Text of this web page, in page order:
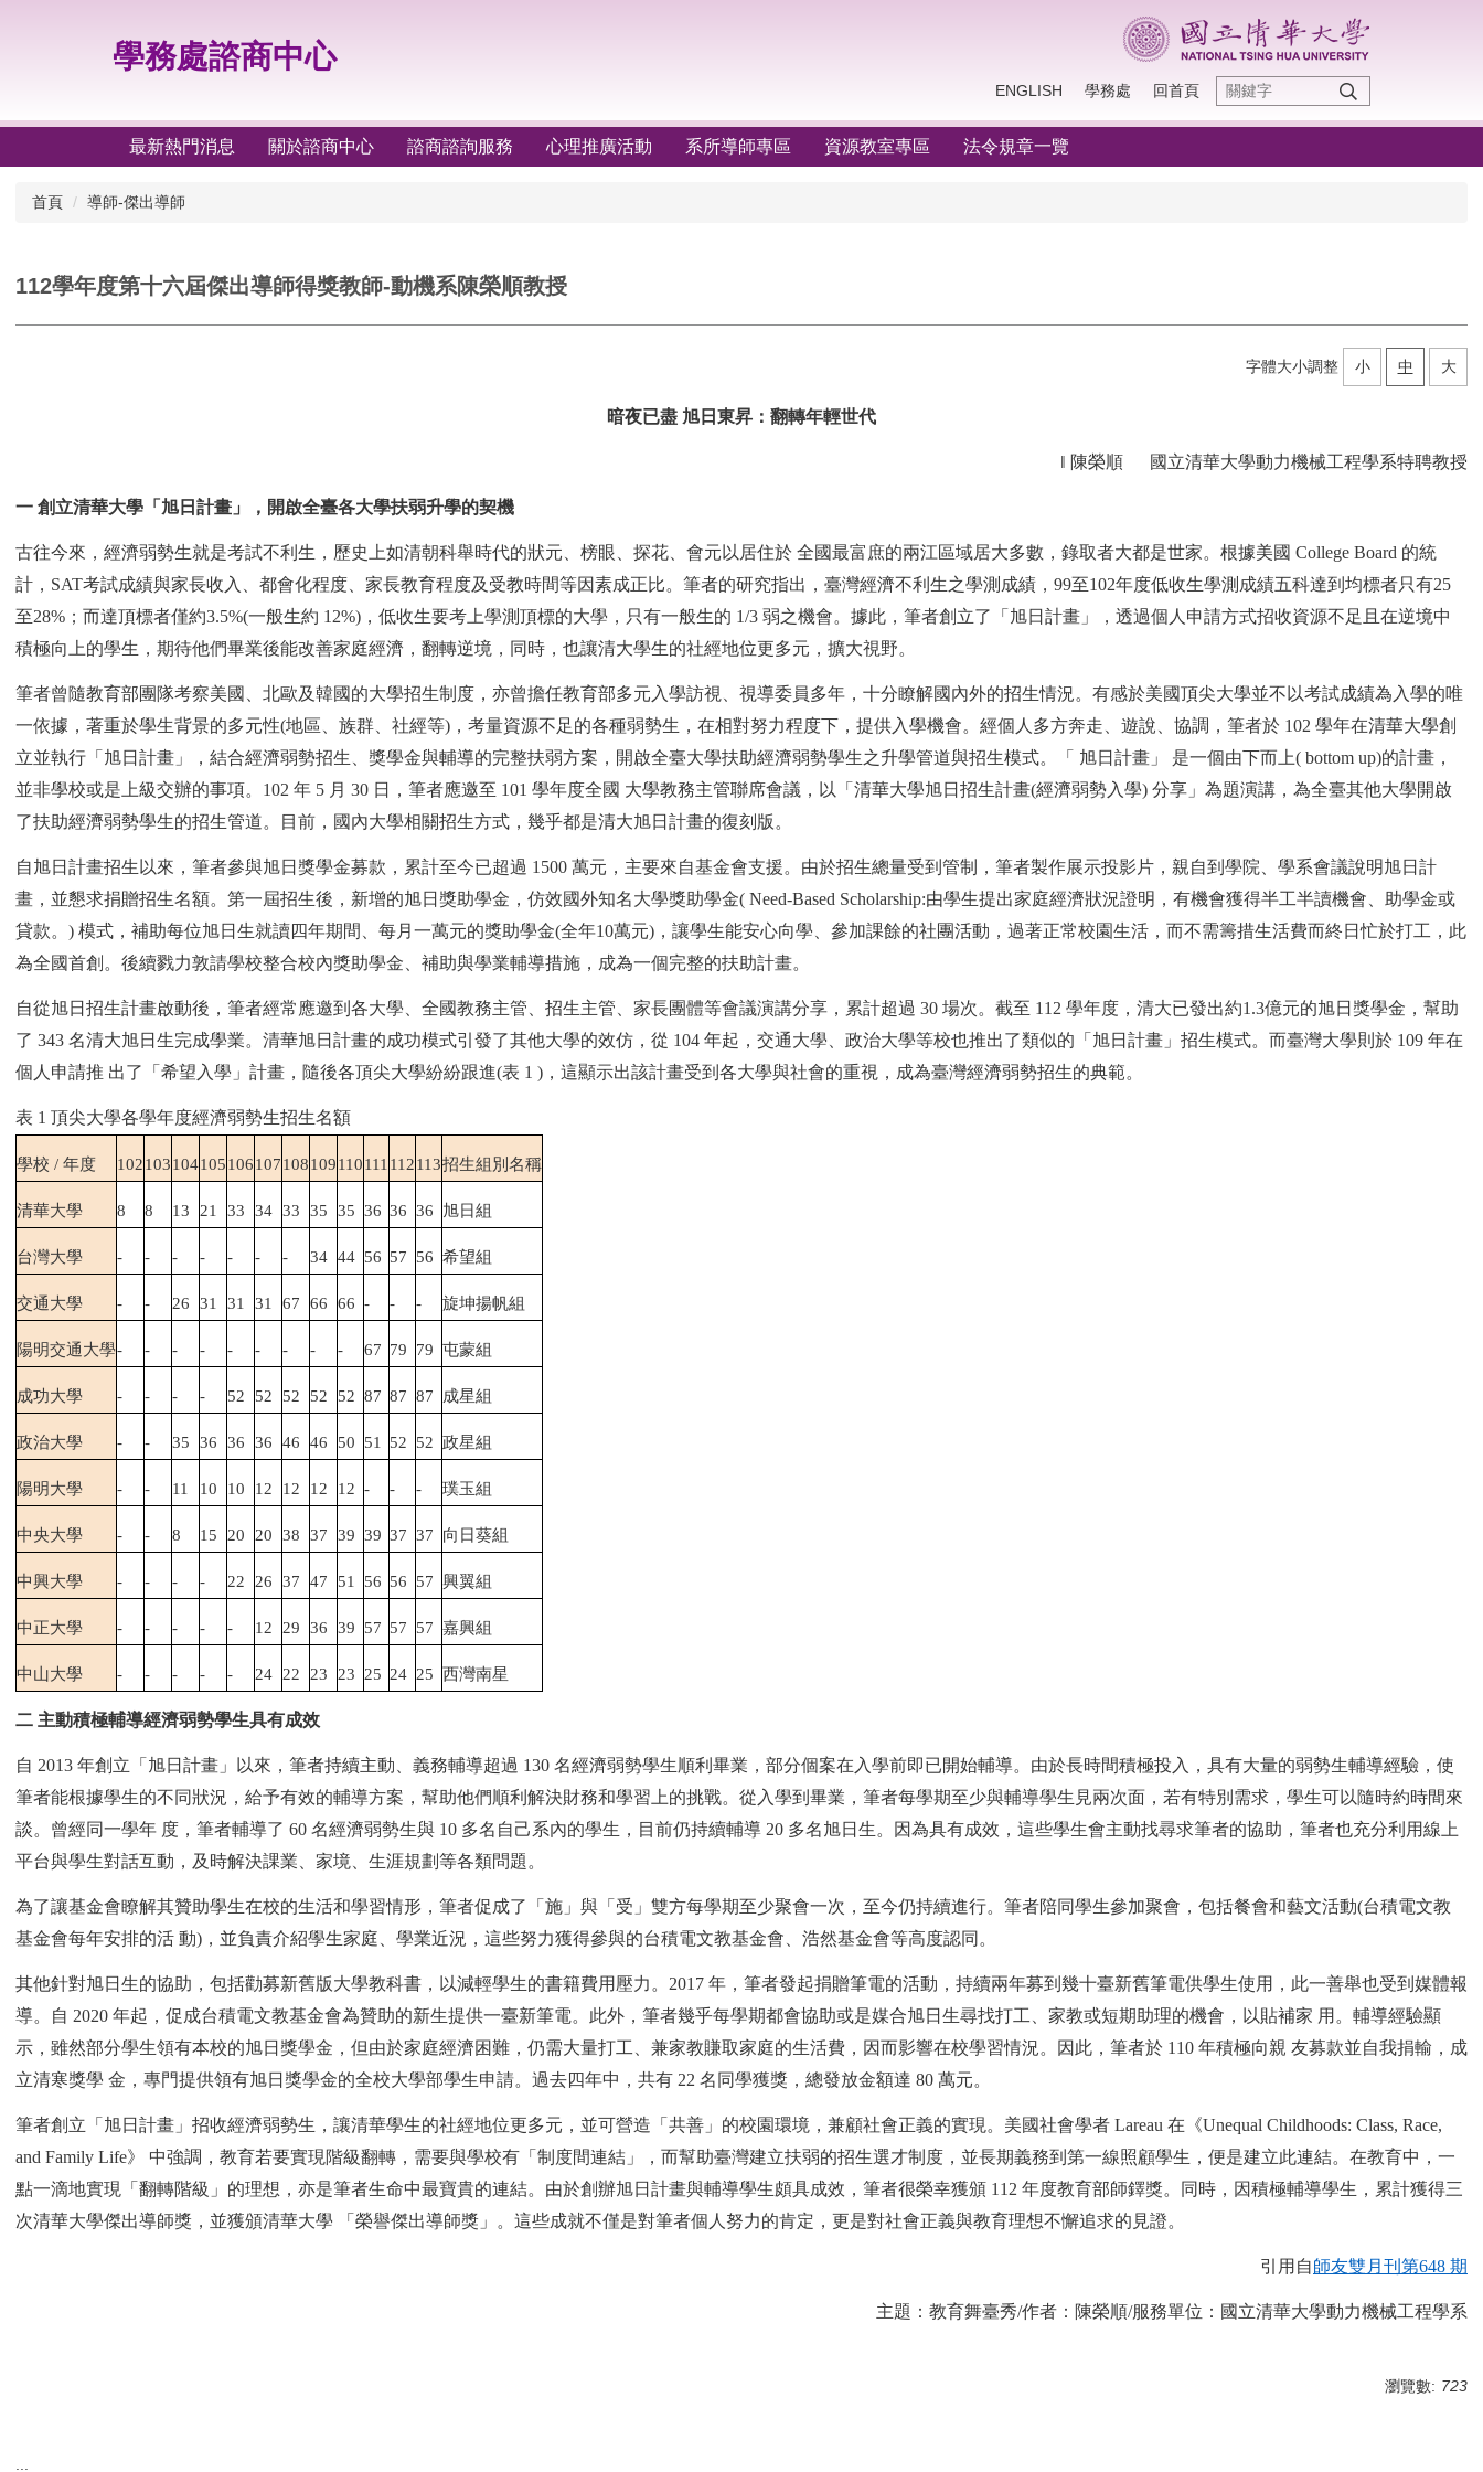
容
學務處諮商中心
ENGLISH 學務處 回首頁
最新熱門消息 關於諮商中心 諮商諮詢服務 心理推廣活動 系所導師專區 資源教室專區 法令規章一覽
首頁 導師-傑出導師
112學年度第十六屆傑出導師得獎教師-動機系陳榮順教授
字體大小調整 小 中 大
暗夜已盡 旭日東昇：翻轉年輕世代
‖ 陳榮順 國立清華大學動力機械工程學系特聘教授
一 創立清華大學「旭日計畫」，開啟全臺各大學扶弱升學的契機
古往今來，經濟弱勢生就是考試不利生，歷史上如清朝科舉時代的狀元、榜眼、探花、會元以居住於 全國最富庶的兩江區域居大多數，錄取者大都是世家。根據美國 College Board 的統
計，SAT考試成績與家長收入、都會化程度、家長教育程度及受教時間等因素成正比。筆者的研究指出，臺灣經濟不利生之學測成績，99至102年度低收生學測成績五科達到均標者只有25
至28%；而達頂標者僅約3.5%(一般生約 12%)，低收生要考上學測頂標的大學，只有一般生的 1/3 弱之機會。據此，筆者創立了「旭日計畫」，透過個人申請方式招收資源不足且在逆境中
積極向上的學生，期待他們畢業後能改善家庭經濟，翻轉逆境，同時，也讓清大學生的社經地位更多元，擴大視野。
筆者曾隨教育部團隊考察美國、北歐及韓國的大學招生制度，亦曾擔任教育部多元入學訪視、視導委員多年，十分瞭解國內外的招生情況。有感於美國頂尖大學並不以考試成績為入學的唯
一依據，著重於學生背景的多元性(地區、族群、社經等)，考量資源不足的各種弱勢生，在相對努力程度下，提供入學機會。經個人多方奔走、遊說、協調，筆者於 102 學年在清華大學創
立並執行「旭日計畫」，結合經濟弱勢招生、獎學金與輔導的完整扶弱方案，開啟全臺大學扶助經濟弱勢學生之升學管道與招生模式。「 旭日計畫」 是一個由下而上( bottom up)的計畫，
並非學校或是上級交辦的事項。102 年 5 月 30 日，筆者應邀至 101 學年度全國 大學教務主管聯席會議，以「清華大學旭日招生計畫(經濟弱勢入學) 分享」為題演講，為全臺其他大學開啟
了扶助經濟弱勢學生的招生管道。目前，國內大學相關招生方式，幾乎都是清大旭日計畫的復刻版。
自旭日計畫招生以來，筆者參與旭日獎學金募款，累計至今已超過 1500 萬元，主要來自基金會支援。由於招生總量受到管制，筆者製作展示投影片，親自到學院、學系會議說明旭日計
畫，並懇求捐贈招生名額。第一屆招生後，新增的旭日獎助學金，仿效國外知名大學獎助學金( Need-Based Scholarship:由學生提出家庭經濟狀況證明，有機會獲得半工半讀機會、助學金或
貸款。) 模式，補助每位旭日生就讀四年期間、每月一萬元的獎助學金(全年10萬元)，讓學生能安心向學、參加課餘的社團活動，過著正常校園生活，而不需籌措生活費而終日忙於打工，此
為全國首創。後續戮力敦請學校整合校內獎助學金、補助與學業輔導措施，成為一個完整的扶助計畫。
自從旭日招生計畫啟動後，筆者經常應邀到各大學、全國教務主管、招生主管、家長團體等會議演講分享，累計超過 30 場次。截至 112 學年度，清大已發出約1.3億元的旭日獎學金，幫助
了 343 名清大旭日生完成學業。清華旭日計畫的成功模式引發了其他大學的效仿，從 104 年起，交通大學、政治大學等校也推出了類似的「旭日計畫」招生模式。而臺灣大學則於 109 年在
個人申請推 出了「希望入學」計畫，隨後各頂尖大學紛紛跟進(表 1 )，這顯示出該計畫受到各大學與社會的重視，成為臺灣經濟弱勢招生的典範。
表 1 頂尖大學各學年度經濟弱勢生招生名額
學校 / 年度 102103104105106107108109110111 112113招生組別名稱
清華大學 8 8 13 21 33 34 33 35 35 36 36 36 旭日組
台灣大學 - - - - - - - 34 44 56 57 56 希望組
交通大學 - - 26 31 31 31 67 66 66 - - - 旋坤揚帆組
陽明交通大學- - - - - - - - - 67 79 79 屯蒙組
成功大學 - - - - 52 52 52 52 52 87 87 87 成星組
政治大學 - - 35 36 36 36 46 46 50 51 52 52 政星組
陽明大學 - - 11 10 10 12 12 12 12 - - - 璞玉組
中央大學 - - 8 15 20 20 38 37 39 39 37 37 向日葵組
中興大學 - - - - 22 26 37 47 51 56 56 57 興翼組
中正大學 - - - - - 12 29 36 39 57 57 57 嘉興組
中山大學 - - - - - 24 22 23 23 25 24 25 西灣南星
二 主動積極輔導經濟弱勢學生具有成效
自 2013 年創立「旭日計畫」以來，筆者持續主動、義務輔導超過 130 名經濟弱勢學生順利畢業，部分個案在入學前即已開始輔導。由於長時間積極投入，具有大量的弱勢生輔導經驗，使
筆者能根據學生的不同狀況，給予有效的輔導方案，幫助他們順利解決財務和學習上的挑戰。從入學到畢業，筆者每學期至少與輔導學生見兩次面，若有特別需求，學生可以隨時約時間來
談。曾經同一學年 度，筆者輔導了 60 名經濟弱勢生與 10 多名自己系內的學生，目前仍持續輔導 20 多名旭日生。因為具有成效，這些學生會主動找尋求筆者的協助，筆者也充分利用線上
平台與學生對話互動，及時解決課業、家境、生涯規劃等各類問題。
為了讓基金會瞭解其贊助學生在校的生活和學習情形，筆者促成了「施」與「受」雙方每學期至少聚會一次，至今仍持續進行。筆者陪同學生參加聚會，包括餐會和藝文活動(台積電文教
基金會每年安排的活 動)，並負責介紹學生家庭、學業近況，這些努力獲得參與的台積電文教基金會、浩然基金會等高度認同。
其他針對旭日生的協助，包括勸募新舊版大學教科書，以減輕學生的書籍費用壓力。2017 年，筆者發起捐贈筆電的活動，持續兩年募到幾十臺新舊筆電供學生使用，此一善舉也受到媒體報
導。自 2020 年起，促成台積電文教基金會為贊助的新生提供一臺新筆電。此外，筆者幾乎每學期都會協助或是媒合旭日生尋找打工、家教或短期助理的機會，以貼補家 用。輔導經驗顯
示，雖然部分學生領有本校的旭日獎學金，但由於家庭經濟困難，仍需大量打工、兼家教賺取家庭的生活費，因而影響在校學習情況。因此，筆者於 110 年積極向親 友募款並自我捐輸，成
立清寒獎學 金，專門提供領有旭日獎學金的全校大學部學生申請。過去四年中，共有 22 名同學獲獎，總發放金額達 80 萬元。
筆者創立「旭日計畫」招收經濟弱勢生，讓清華學生的社經地位更多元，並可營造「共善」的校園環境，兼顧社會正義的實現。美國社會學者 Lareau 在《Unequal Childhoods: Class, Race,
and Family Life》 中強調，教育若要實現階級翻轉，需要與學校有「制度間連結」，而幫助臺灣建立扶弱的招生選才制度，並長期義務到第一線照顧學生，便是建立此連結。在教育中，一
點一滴地實現「翻轉階級」的理想，亦是筆者生命中最寶貴的連結。由於創辦旭日計畫與輔導學生頗具成效，筆者很榮幸獲頒 112 年度教育部師鐸獎。同時，因積極輔導學生，累計獲得三
次清華大學傑出導師獎，並獲頒清華大學 「榮譽傑出導師獎」。這些成就不僅是對筆者個人努力的肯定，更是對社會正義與教育理想不懈追求的見證。
引用自師友雙月刊第648 期
主題：教育舞臺秀/作者：陳榮順/服務單位：國立清華大學動力機械工程學系
瀏覽數: 723